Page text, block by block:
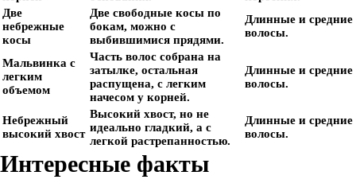
Две
небрежные
косы
Две свободные косы по
бокам, можно с
выбившимися прядями.
Длинные и средние
волосы.
Мальвинка с
легким
объемом
Часть волос собрана на
затылке, остальная
распущена, с легким
начесом у корней.
Длинные и средние
волосы.
Небрежный
высокий хвост
Высокий хвост, но не
идеально гладкий, а с
легкой растрепанностью.
Длинные и средние
волосы.
Интересные факты